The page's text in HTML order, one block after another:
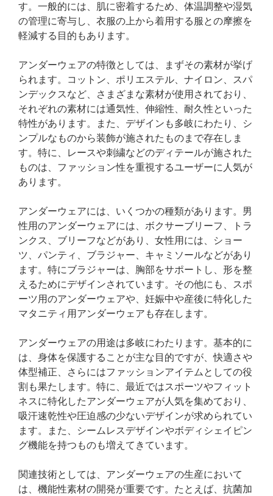
す。一般的には、肌に密着するため、体温調整や湿気
の管理に寄与し、衣服の上から着用する服との摩擦を
軽減する目的もあります。
アンダーウェアの特徴としては、まずその素材が挙げ
られます。コットン、ポリエステル、ナイロン、スパ
ンデックスなど、さまざまな素材が使用されており、
それぞれの素材には通気性、伸縮性、耐久性といった
特性があります。また、デザインも多岐にわたり、シ
ンプルなものから装飾が施されたものまで存在しま
す。特に、レースや刺繍などのディテールが施された
ものは、ファッション性を重視するユーザーに人気が
あります。
アンダーウェアには、いくつかの種類があります。男
性用のアンダーウェアには、ボクサーブリーフ、トラ
ンクス、ブリーフなどがあり、女性用には、ショー
ツ、パンティ、ブラジャー、キャミソールなどがあり
ます。特にブラジャーは、胸部をサポートし、形を整
えるためにデザインされています。その他にも、スポ
ーツ用のアンダーウェアや、妊娠中や産後に特化した
マタニティ用アンダーウェアも存在します。
アンダーウェアの用途は多岐にわたります。基本的に
は、身体を保護することが主な目的ですが、快適さや
体型補正、さらにはファッションアイテムとしての役
割も果たします。特に、最近ではスポーツやフィット
ネスに特化したアンダーウェアが人気を集めており、
吸汗速乾性や圧迫感の少ないデザインが求められてい
ます。また、シームレスデザインやボディシェイピン
グ機能を持つものも増えてきています。
関連技術としては、アンダーウェアの生産において
は、機能性素材の開発が重要です。たとえば、抗菌加